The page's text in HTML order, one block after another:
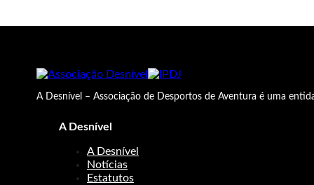
A Desnível – Associação de Desportos de Aventura é uma
A Desnível
A Desnível
Notícias
Estatutos